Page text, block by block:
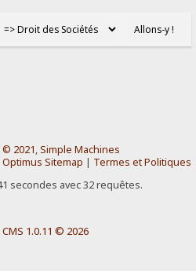
© 2021,Simple Machines
Optimus Sitemap | Termes et Politiques
secondes avec 32 requêtes.
CMS 1.0.11 © 2026